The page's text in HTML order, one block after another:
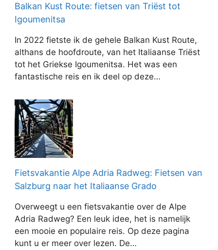
Balkan Kust Route: fietsen van Triëst tot
Igoumenitsa
In 2022 fietste ik de gehele Balkan Kust Route,
althans de hoofdroute, van het Italiaanse Triëst
tot het Griekse Igoumenitsa. Het was een
fantastische reis en ik deel op deze…
Fietsvakantie Alpe Adria Radweg: Fietsen van
Salzburg naar het Italiaanse Grado
Overweegt u een fietsvakantie over de Alpe
Adria Radweg? Een leuk idee, het is namelijk
een mooie en populaire reis. Op deze pagina
kunt u er meer over lezen. De…